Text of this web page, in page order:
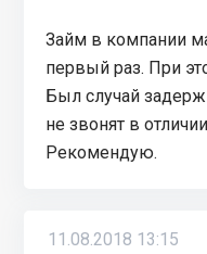
Займ в компании
первый раз. При
Был случай
не звонят в
Рекомендую.
11.08.2018 13:15